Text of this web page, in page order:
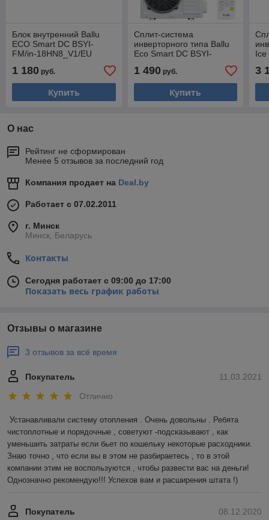
Блок внутренний Ballu
ECO Smart DC BSYI-
FM/in-18HN8_V1/EU
сплит-системы, трубы 1/4
+ 1/2
1 180 руб.
Купить
Сплит-система
инверторного типа Ballu
Eco Smart DC BSYI-
трубы 1/4 + 3/8
1 490руб.
Купить
Ice
3
О нас
Рейтинг не сформирован
Менее 5 отзывов за последний год
Компания продает на Deal.by
Работает с 07.02.2011
г. Минск
Минск, Беларусь
Контакты
Сегодня работает с 09:00 до 17:00
Показать весь график работы
Отзывы о магазине
3 отзывов за всё время
11.03.2021
Покупатель
Отлично
Устанавливали систему отопления . Очень довольны . Ребята
чистоплотные и порядочные , советуют -подсказывают , как
уменьшить затраты если бьет по кошельку некоторые расходники.
Знаю точно , что если вы в этом не разбираетесь , то в этой
компании этим не воспользуются , чтобы развести вас на деньги!
Однозначно рекомендую!!! Успехов вам и расширения штата !)
08.12.2020
Покупатель